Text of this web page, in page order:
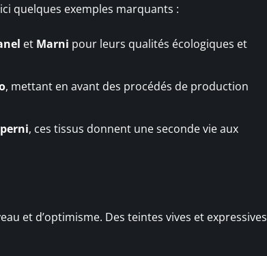
quelques exemples marquants :
et Marni pour leurs qualités écologiques et
, mettant en avant des procédés de production
, ces tissus donnent une seconde vie aux
et d’optimisme. Des teintes vives et expressives